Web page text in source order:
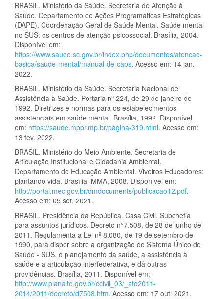
BRASIL. Ministério da Saúde. Secretaria de Atenção à
Saúde. Departamento de Ações Programáticas Estratégicas
(DAPE). Coordenação Geral de Saúde Mental. Saúde mental
no SUS: os centros de atenção psicossocial. Brasília, 2004.
Disponível em:
https://www.saude.sc.gov.br/index.php/documentos/atencao-
basica/saude-mental/manual-de-caps. Acesso em: 14 jan.
2022.
BRASIL. Ministério da Saúde. Secretaria Nacional de
Assistência à Saúde. Portaria nº 224, de 29 de janeiro de
1992. Diretrizes e normas para os estabelecimentos
assistenciais em saúde mental. Brasília, 1992. Disponível
em: https://saude.mppr.mp.br/pagina-319.html. Acesso em:
13 fev. 2022.
BRASIL. Ministério do Meio Ambiente. Secretaria de
Articulação Institucional e Cidadania Ambiental.
Departamento de Educação Ambiental. Viveiros Educadores:
plantando vida. Brasília: MMA, 2008. Disponível em:
http://portal.mec.gov.br/dmdocuments/publicacao12.pdf.
Acesso em: 05 set. 2021.
BRASIL. Presidência da República. Casa Civil. Subchefia
para assuntos jurídicos. Decreto n°7.508, de 28 de junho de
2011. Regulamenta a Lei nº 8.080, de 19 de setembro de
1990, para dispor sobre a organização do Sistema Único de
Saúde - SUS, o planejamento da saúde, a assistência à
saúde e a articulação interfederativa, e dá outras
providências. Brasília, 2011. Disponível em:
http://www.planalto.gov.br/ccivil_03/_ato2011-
2014/2011/decreto/d7508.htm. Acesso em: 17 out. 2021.